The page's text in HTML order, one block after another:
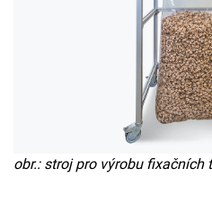
obr.: stroj pro výrobu fixačních